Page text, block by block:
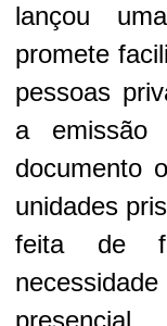
lançou
promete
pessoas
a emissão
documento
unidades
feita de